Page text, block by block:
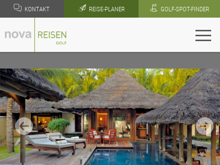
KONTAKT REISE-PLANER GOLF-SPOT-FINDER